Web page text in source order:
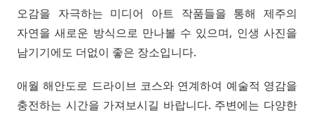
오감을 자극하는 미디어 아트 작품들을 통해 제주의
자연을 새로운 방식으로 만나볼 수 있으며, 인생 사진을
남기기에도 더없이 좋은 장소입니다.
애월 해안도로 드라이브 코스와 연계하여 예술적 영감을
충전하는 시간을 가져보시길 바랍니다. 주변에는 다양한